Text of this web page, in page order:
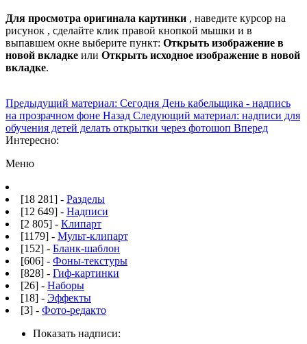
Для просмотра оригинала картинки , наведите курсор на
рисунок , сделайте клик правой кнопкой мышки и в
выпавшем окне выберите пункт: Открыть изображение в
новой вкладке или Открыть исходное изображение в новой
вкладке.
Предыдущий материал: Сегодня День кабельщика - надпись
на прозрачном фоне Назад Следующий материал: надписи для
обучения детей делать открытки через фотошоп Вперед
Интересно:
Меню
[18 281] - Разделы
[12 649] - Надписи
[2 805] - Клипарт
[1179] - Мульт-клипарт
[152] - Бланк-шаблон
[606] - Фоны-текстуры
[828] - Гиф-картинки
[26] - Наборы
[18] - Эффекты
[3] - Фото-редакто
Показать надписи: